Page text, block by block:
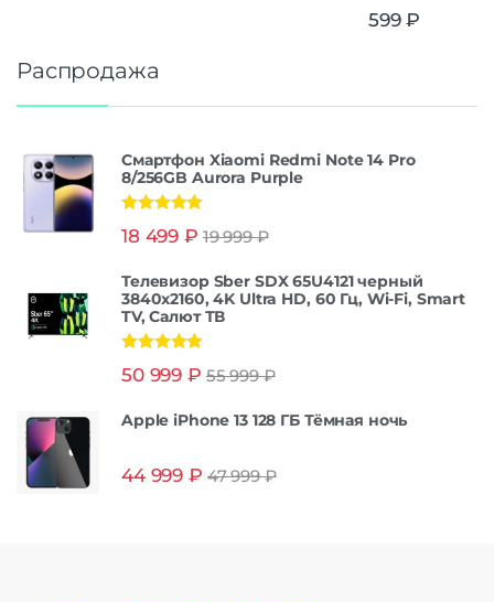
599₽
Распродажа
Смартфон Xiaomi Redmi Note 14 Pro
8/256GB Aurora Purple
из 5
18 499 ₽ 19 999₽
Телевизор Sber SDX 65U4121 черный
3840x2160, 4K Ultra HD, 60 Гц, Wi-Fi, Smart
TV, Салют ТВ
из 5
50 999 ₽ 55 999₽
Apple iPhone 13 128 ГБ Тёмная ночь
44 999 ₽ 47 999₽